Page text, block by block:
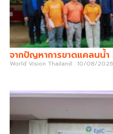
จากปัญหาการขาดแคลนน้
World Vision Thailand 10/08/2026